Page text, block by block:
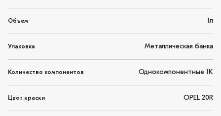
Объем 1л
Упаковка Металлическая банка
Количество компонентов Однокомпонентные 1K
Цвет краски OPEL 20R